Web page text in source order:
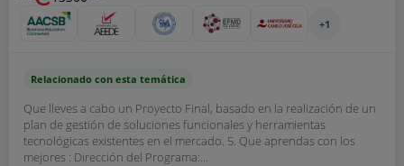
+1
Relacionado con esta temática
Que lleves a cabo un Proyecto Final, basado en la realización de un
plan de gestión de soluciones funcionales y herramientas
tecnológicas existentes en el mercado. 5. Que aprendas con los
mejores : Dirección del Programa:...